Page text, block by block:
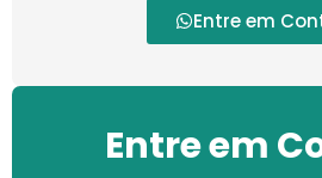
Entre em
Entre em